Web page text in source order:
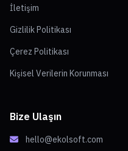
İletişim
Gizlilik Politikası
Çerez Politikası
Kişisel Verilerin Korunması
Bize Ulaşın
hello@ekolsoft.com